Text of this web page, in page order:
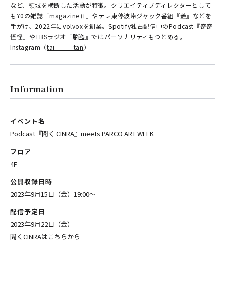
など、領域を横断した活動が特徴。クリエイティブディレクターとして
も¥0の雑誌『magazineⅱ』やテレ東停波帯ジャック番組『蓋』などを
手がけ、2022年にvolvoxを創業。Spotify独占配信中のPodcast『奇奇
怪怪』やTBSラジオ『脳盗』ではパーソナリティもつとめる。
Instagram（tai_____tan）
Information
イベント名
Podcast『聞く CINRA』meets PARCO ART WEEK
フロア
4F
公開収録日時
2023年9月15日（金）19:00～
配信予定日
2023年9月22日（金）
聞くCINRAはこちらから